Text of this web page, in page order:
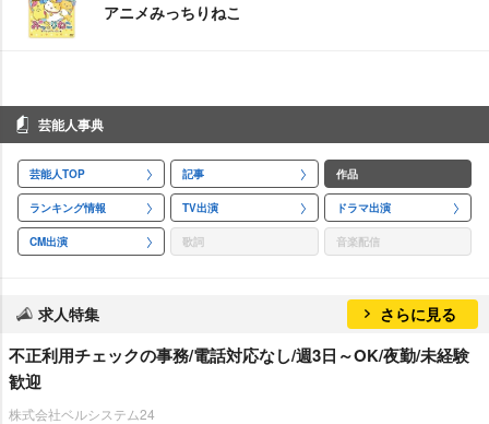
アニメみっちりねこ
芸能人事典
芸能人TOP 記事 作品
ランキング情報 TV出演 ドラマ出演
CM出演 歌詞 音楽配信
求人特集 さらに見る
不正利用チェックの事務/電話対応なし/週3日～OK/夜勤/未経験
歓迎
株式会社ベルシステム24